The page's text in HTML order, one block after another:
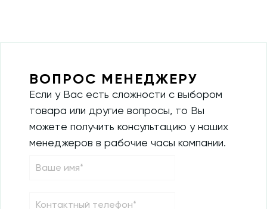
ВОПРОС МЕНЕДЖЕРУ
Если у Вас есть сложности с выбором
товара или другие вопросы, то Вы
можете получить консультацию у наших
менеджеров в рабочие часы компании.